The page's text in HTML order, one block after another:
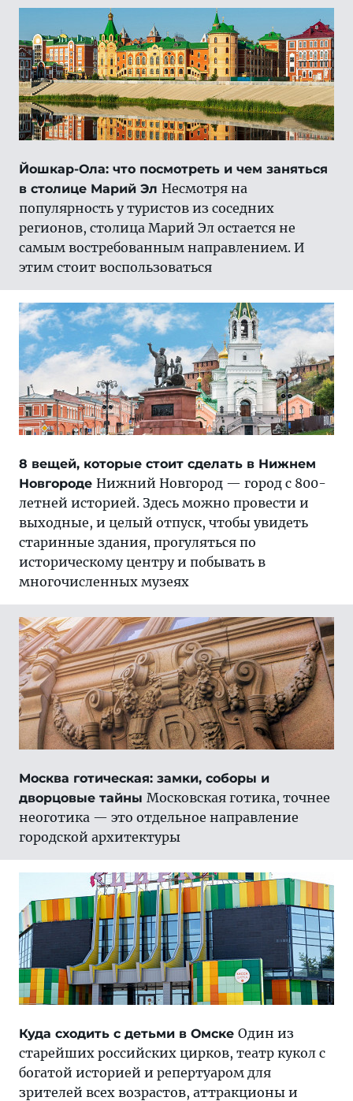
Йошкар-Ола: что посмотреть и чем заняться
в столице Марий Эл Несмотря на
популярность у туристов из соседних
регионов, столица Марий Эл остается не
самым востребованным направлением. И
этим стоит воспользоваться
8 вещей, которые стоит сделать в Нижнем
Новгороде Нижний Новгород — город с 800-
летней историей. Здесь можно провести и
выходные, и целый отпуск, чтобы увидеть
старинные здания, прогуляться по
историческому центру и побывать в
многочисленных музеях
Москва готическая: замки, соборы и
дворцовые тайны Московская готика, точнее
неоготика — это отдельное направление
городской архитектуры
Куда сходить с детьми в Омске Один из
старейших российских цирков, театр кукол с
богатой историей и репертуаром для
зрителей всех возрастов, аттракционы и